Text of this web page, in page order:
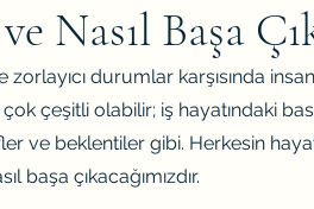
Nasıl Başa
durumlar karşısında
çeşitli olabilir; iş hayatındaki
ve beklentiler gibi. Herkesin
başa çıkacağımızdır.